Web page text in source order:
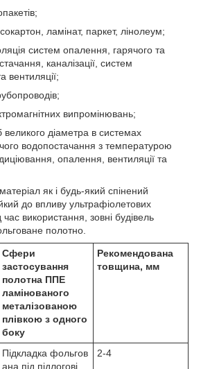
ламінат, паркет, лінолеум;
систем опалення, гарячого та
каналізації, систем
вентиляції;
випромінювань;
великого діаметра в системах
водопостачання з температурою
опалення, вентиляції та
як і будь-який спінений
до впливу ультрафіолетових
використання, зовні будівель
полотно.
Сфери
застосування
полотна ППЕ
ламінованого
металізованою
плівкою з одного
боку
Рекомендована
товщина, мм
Підкладка фольгов
ана під підлогові
2-4